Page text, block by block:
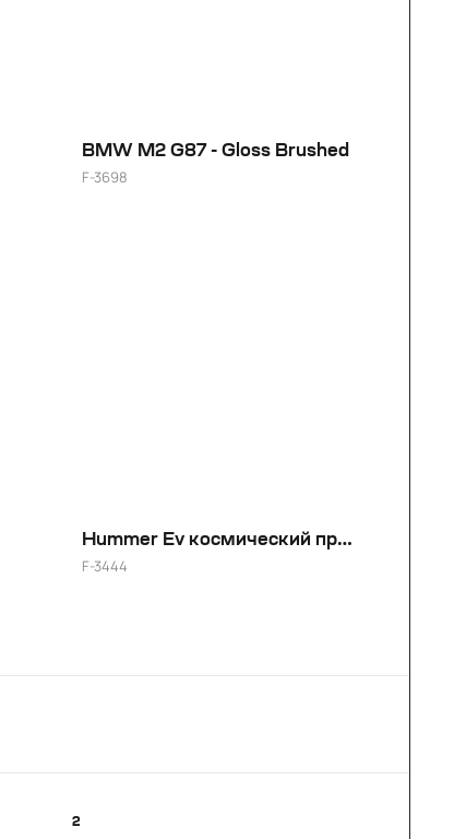
BMW M2 G87 - Gloss Brushed
F-3698
Hummer Ev космический проект для Михаила Честный перекуп
F-3444
2